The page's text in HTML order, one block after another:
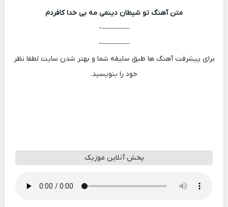
متن آهنگ تو شیطان دینمی مه بی خدا کافردم
————-
————-
برای پیشرفت آهنگ ها طبق سلیقه شما و بهتر شدن سایت لطفا نظر
خود را بنویسید.
پخش آنلاین موزیک